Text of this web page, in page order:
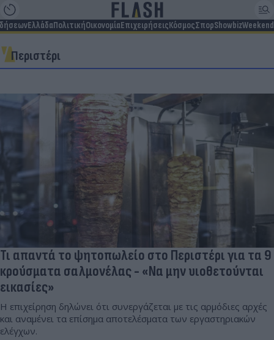
ΕλλάδαΠολιτικήΟικονομίαΕπιχειρήσειςΚόσμοςΣπορShowbizWeekend
Περιστέρι
Τι απαντά το ψητοπωλείο στο Περιστέρι για τα 9
κρούσματα σαλμονέλας - «Να μην υιοθετούνται
εικασίες»
Η επιχείρηση δηλώνει ότι συνεργάζεται με τις αρμόδιες αρχές
και αναμένει τα επίσημα αποτελέσματα των εργαστηριακών
ελέγχων.